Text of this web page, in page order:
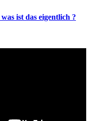
ist das eigentlich ?